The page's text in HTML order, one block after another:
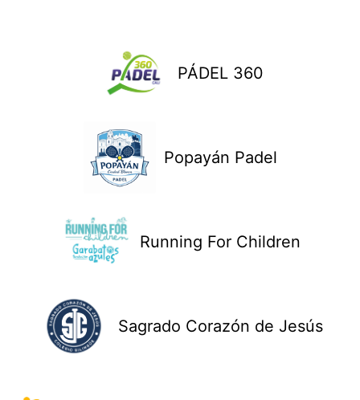
PÁDEL 360
Popayán Padel
Running For Children
Sagrado Corazón de Jesús